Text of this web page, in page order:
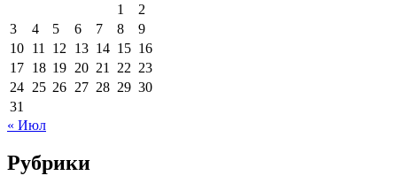
1
2
3
4 5 6 7 8
9
10 11 12 13 14 15 16
17 18 19 20 21 22 23
24 25 26 27 28 29 30
31
« Июл
Рубрики